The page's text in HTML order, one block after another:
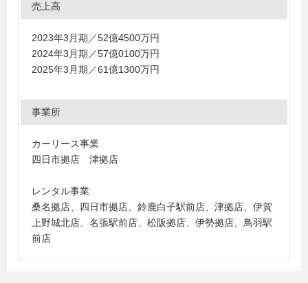
売上高
2023年3月期／52億4500万円
2024年3月期／57億0100万円
2025年3月期／61億1300万円
事業所
カーリース事業
四日市拠店 津拠店
レンタル事業
桑名拠店、四日市拠店、鈴鹿白子駅前店、津拠店、伊賀
上野城北店、名張駅前店、松阪拠店、伊勢拠店、鳥羽駅
前店